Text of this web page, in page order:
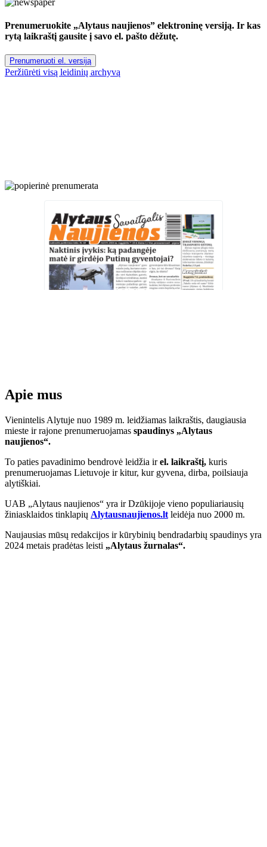
Prenumeruokite „Alytaus naujienos” elektroninę versiją. Ir kas
rytą laikraštį gausite į savo el. pašto dėžutę.
Prenumeruoti el. versiją
Peržiūrėti visą leidinių archyvą
Apie mus
Vienintelis Alytuje nuo 1989 m. leidžiamas laikraštis, daugiausia
mieste ir rajone prenumeruojamas spaudinys „Alytaus
naujienos“.
To paties pavadinimo bendrovė leidžia irel. laikraštį, kuris
prenumeruojamas Lietuvoje ir kitur, kur gyvena, dirba, poilsiauja
alytiškiai.
UAB „Alytaus naujienos“ yra ir Dzūkijoje vieno populiariausių
žiniasklaidos tinklapių Alytausnaujienos.lt leidėja nuo 2000 m.
Naujausias mūsų redakcijos ir kūrybinių bendradarbių spaudinys yra
2024 metais pradėtas leisti „Alytaus žurnalas“.